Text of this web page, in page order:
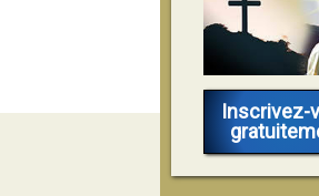
Inscrivez-